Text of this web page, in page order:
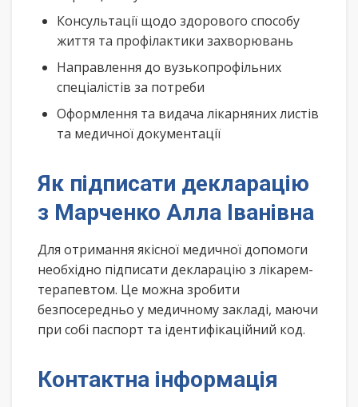
Консультації щодо здорового способу
життя та профілактики захворювань
Направлення до вузькопрофільних
спеціалістів за потреби
Оформлення та видача лікарняних листів
та медичної документації
Як підписати декларацію
з Марченко Алла Іванівна
Для отримання якісної медичної допомоги
необхідно підписати декларацію з лікарем-
терапевтом. Це можна зробити
безпосередньо у медичному закладі, маючи
при собі паспорт та ідентифікаційний код.
Контактна інформація